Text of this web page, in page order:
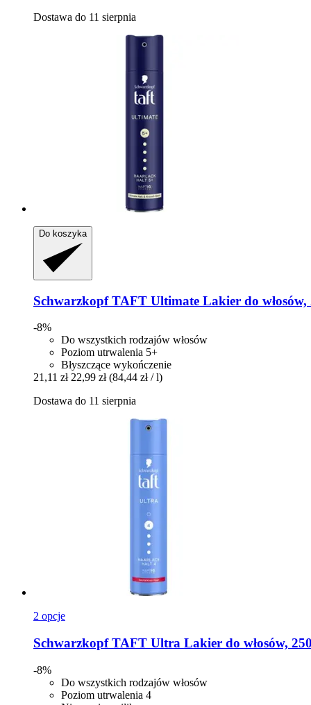
Dostawa do 11 sierpnia
Do koszyka
SchwarzkopfTAFT Ultimate Lakier do włosów,
-8%
Do wszystkich rodzajów włosów
Poziom utrwalenia 5+
Błyszczące wykończenie
21,11 zł 22,99 zł (84,44 zł / l)
Dostawa do 11 sierpnia
2 opcje
SchwarzkopfTAFT Ultra Lakier do włosów,
-8%
Do wszystkich rodzajów włosów
Poziom utrwalenia 4